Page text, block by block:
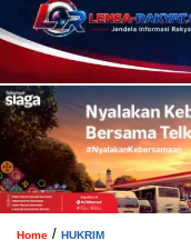
Home / HUKRIM